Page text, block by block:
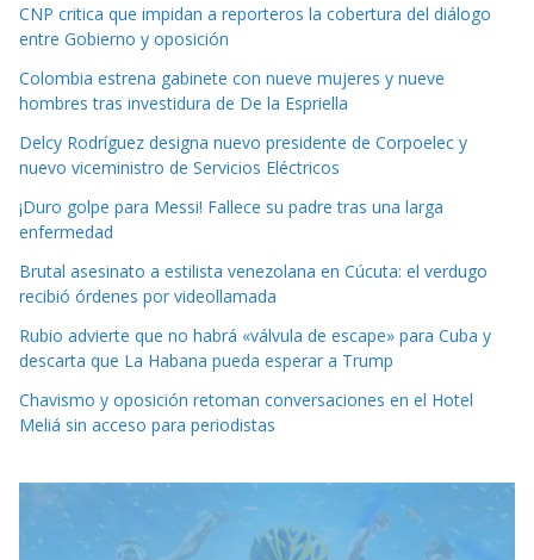
CNP critica que impidan a reporteros la cobertura del diálogo
entre Gobierno y oposición
Colombia estrena gabinete con nueve mujeres y nueve
hombres tras investidura de De la Espriella
Delcy Rodríguez designa nuevo presidente de Corpoelec y
nuevo viceministro de Servicios Eléctricos
¡Duro golpe para Messi! Fallece su padre tras una larga
enfermedad
Brutal asesinato a estilista venezolana en Cúcuta: el verdugo
recibió órdenes por videollamada
Rubio advierte que no habrá «válvula de escape» para Cuba y
descarta que La Habana pueda esperar a Trump
Chavismo y oposición retoman conversaciones en el Hotel
Meliá sin acceso para periodistas